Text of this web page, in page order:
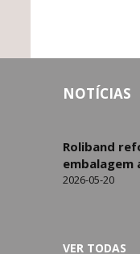
NOTÍCIAS
Roliband
embalagem
2026-05-20
VER TODAS